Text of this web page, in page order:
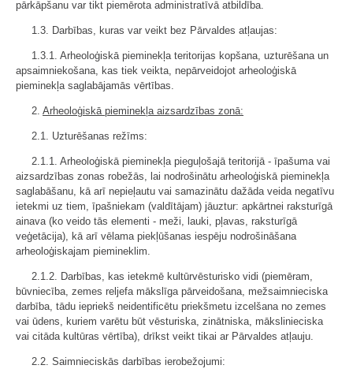
pārkāpšanu var tikt piemērota administratīvā atbildība.
1.3. Darbības, kuras var veikt bez Pārvaldes atļaujas:
1.3.1. Arheoloģiskā pieminekļa teritorijas kopšana, uzturēšana un
apsaimniekošana, kas tiek veikta, nepārveidojot arheoloģiskā
pieminekļa saglabājamās vērtības.
2. Arheoloģiskā pieminekļa aizsardzības zonā:
2.1. Uzturēšanas režīms:
2.1.1. Arheoloģiskā pieminekļa pieguļošajā teritorijā - īpašuma vai
aizsardzības zonas robežās, lai nodrošinātu arheoloģiskā pieminekļa
saglabāšanu, kā arī nepieļautu vai samazinātu dažāda veida negatīvu
ietekmi uz tiem, īpašniekam (valdītājam) jāuztur: apkārtnei raksturīgā
ainava (ko veido tās elementi - meži, lauki, pļavas, raksturīgā
veģetācija), kā arī vēlama piekļūšanas iespēju nodrošināšana
arheoloģiskajam piemineklim.
2.1.2. Darbības, kas ietekmē kultūrvēsturisko vidi (piemēram,
būvniecība, zemes reljefa mākslīga pārveidošana, mežsaimnieciska
darbība, tādu iepriekš neidentificētu priekšmetu izcelšana no zemes
vai ūdens, kuriem varētu būt vēsturiska, zinātniska, mākslinieciska
vai citāda kultūras vērtība), drīkst veikt tikai ar Pārvaldes atļauju.
2.2. Saimnieciskās darbības ierobežojumi: